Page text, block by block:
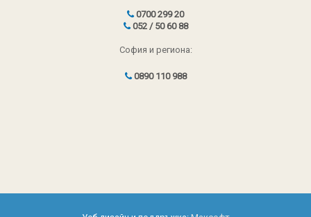
0700 299 20
052 / 50 60 88
София и региона:
0890 110 988